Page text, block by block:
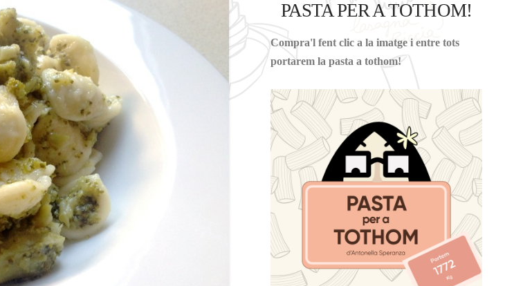
PASTA PER A TOTHOM!
Compra'l fent clic a la imatge i entre tots
portarem la pasta a tothom!